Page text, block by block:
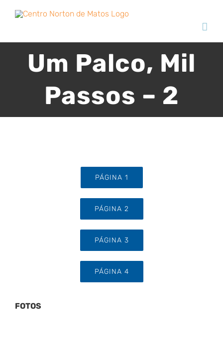
Um Palco, Mil
Passos – 2
PÁGINA 1
PÁGINA 2
PÁGINA 3
PÁGINA 4
FOTOS